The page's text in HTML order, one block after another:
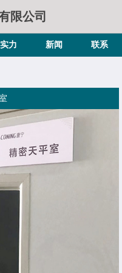
限公司
实力 新闻 联系